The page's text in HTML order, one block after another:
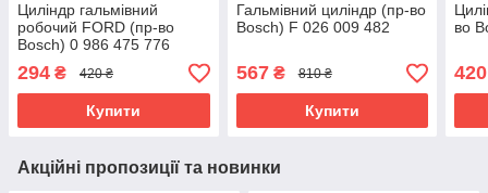
Циліндр гальмівний
робочий FORD (пр-во
Bosch) 0 986 475 776
294 ₴ 420 ₴
Купити
Гальмівний циліндр (пр-во
Bosch) F 026 009 482
567₴ 810 ₴
Купити
во
420
Акційні пропозиції та новинки